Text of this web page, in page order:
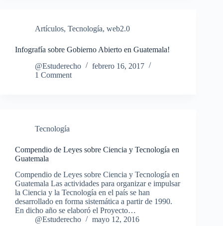
Artículos, Tecnología, web2.0
Infografía sobre Gobierno Abierto en Guatemala!
@Estuderecho
febrero 16, 2017
1 Comment
Tecnología
Compendio de Leyes sobre Ciencia y Tecnología en
Guatemala
Compendio de Leyes sobre Ciencia y Tecnología en
Guatemala Las actividades para organizar e impulsar
la Ciencia y la Tecnología en el país se han
desarrollado en forma sistemática a partir de 1990.
En dicho año se elaboró el Proyecto…
@Estuderecho
mayo 12, 2016